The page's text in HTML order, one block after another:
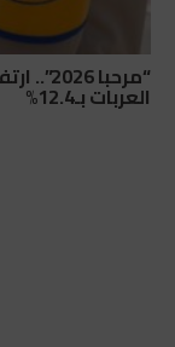
العربات بـ12.4%